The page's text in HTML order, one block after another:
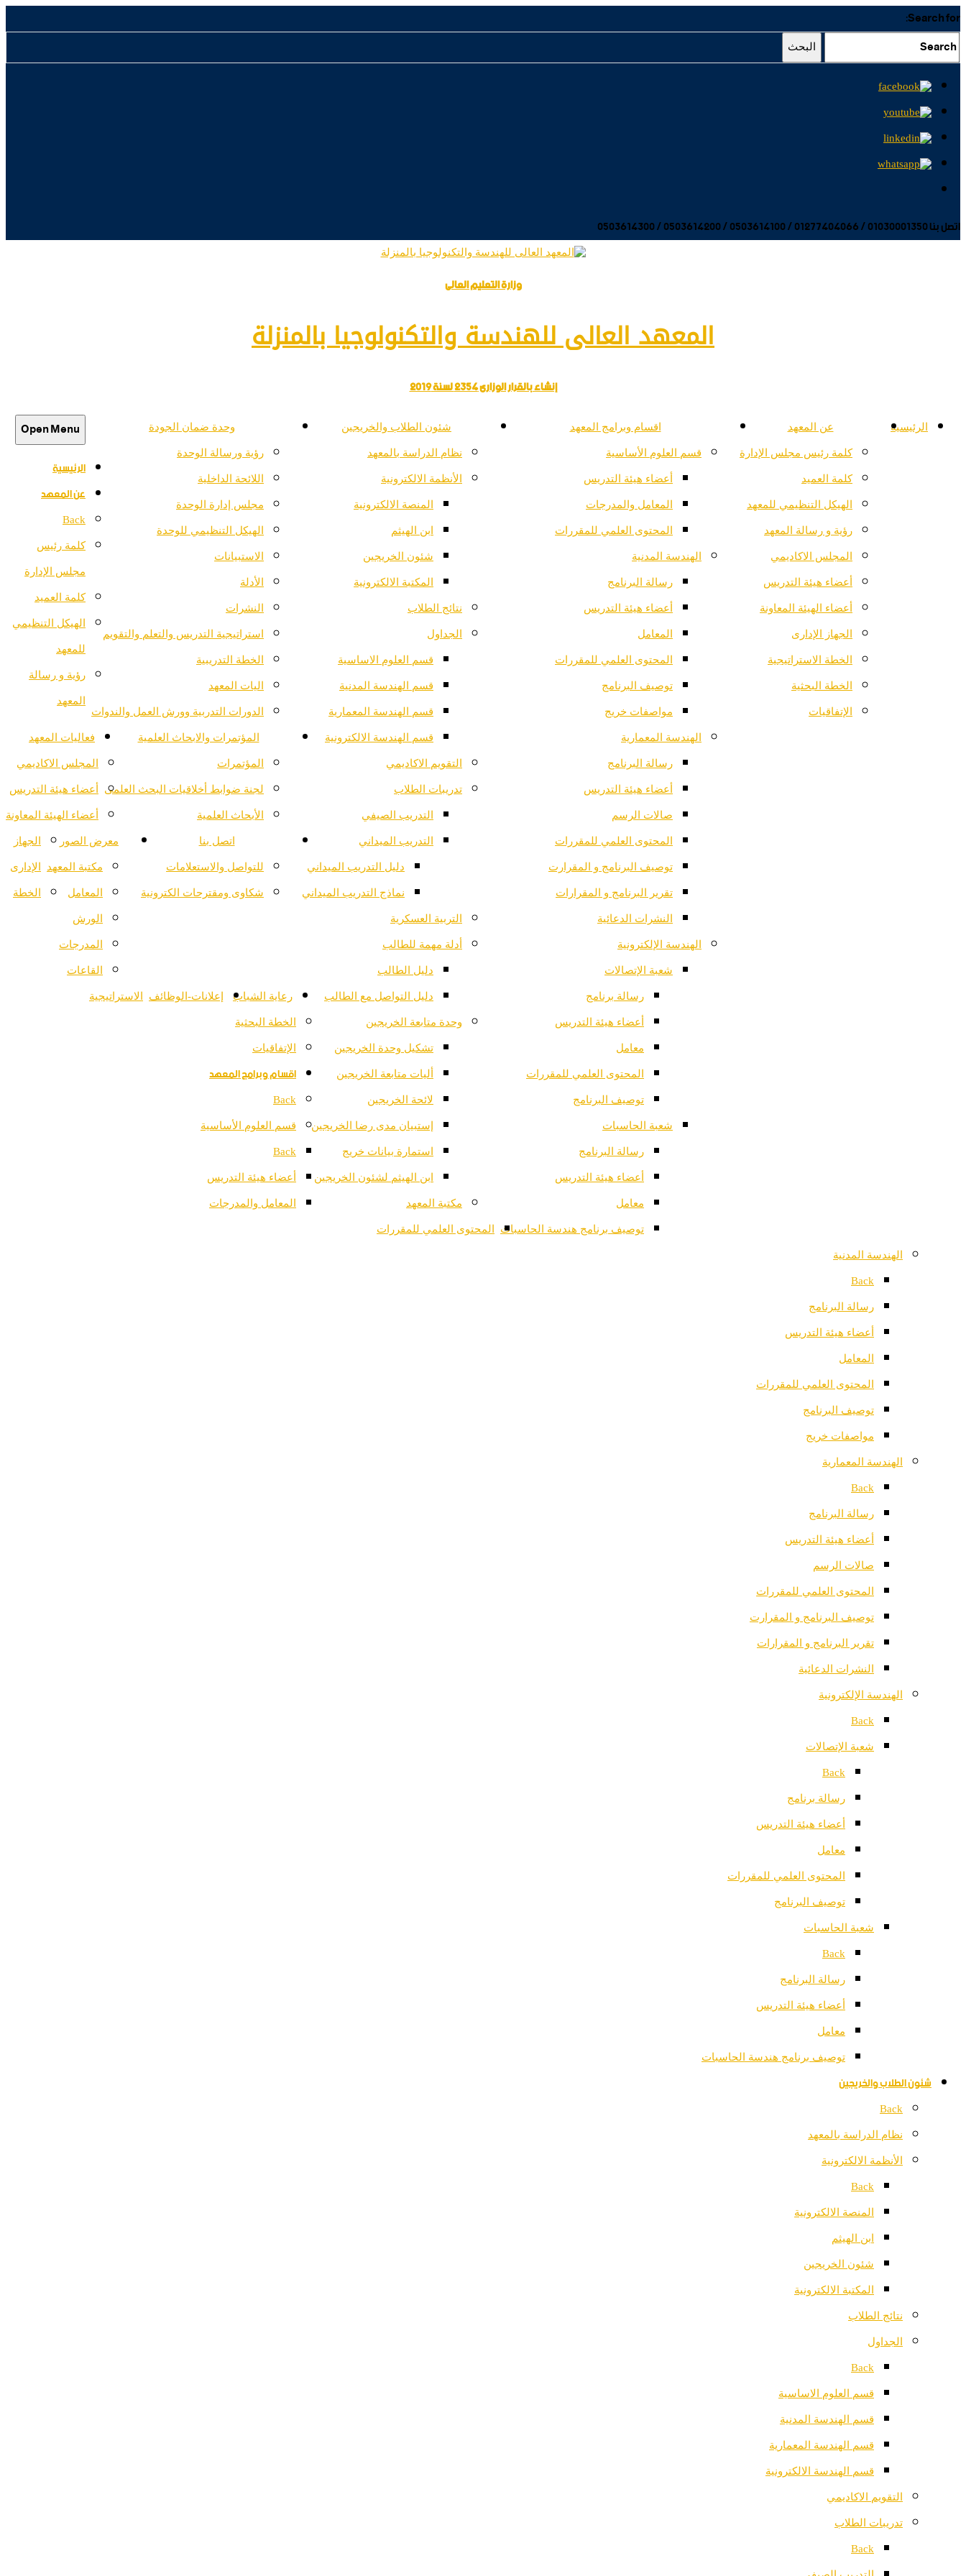
Search for:
البحث
اتصل بنا 01030001350 / 01277404066 / 0503614100 / 0503614200 / 0503614300
وزارة التعليم العالى
المعهد العالى للهندسة والتكنولوجيا بالمنزلة
إنشاء بالقرار الوزارى 2354 لسنة 2019
الرئيسية عن المعهد
كلمة رئيس مجلس الإدارة
كلمة العميد
الهيكل التنظيمي للمعهد
رؤية و رسالة المعهد
المجلس الاكاديمي
أعضاء هيئة التدريس
أعضاء الهيئة المعاونة
الجهاز الإدارى
الخطة الاستراتيجية
الخطة البحثية
الإتفاقيات
اقسام وبرامج المعهد
قسم العلوم الأساسية
أعضاء هيئة التدريس
المعامل والمدرجات
المحتوى العلمي للمقررات
الهندسة المدنية
رسالة البرنامج
أعضاء هيئة التدريس
المعامل
المحتوى العلمي للمقررات
توصيف البرنامج
مواصفات خريج
الهندسة المعمارية
رسالة البرنامج
أعضاء هيئة التدريس
صالات الرسم
المحتوى العلمي للمقررات
توصيف البرنامج و المقرارت
تقرير البرنامج و المقرارات
النشرات الدعائية
الهندسة الإلكترونية
شعبة الإتصالات
رسالة برنامج
أعضاء هيئة التدريس
معامل
المحتوى العلمي للمقررات
توصيف البرنامج
شعبة الحاسبات
رسالة البرنامج
أعضاء هيئة التدريس
معامل
توصيف برنامج هندسة الحاسبات
شئون الطلاب والخريجين
نظام الدراسة بالمعهد
الأنظمة الالكترونية
المنصة الالكترونية
ابن الهيثم
شئون الخريجين
المكتبة الالكترونية
نتائج الطلاب
الجداول
قسم العلوم الاساسية
قسم الهندسة المدنية
قسم الهندسة المعمارية
قسم الهندسة الالكترونية
التقويم الاكاديمي
تدريبات الطلاب
التدريب الصيفي
التدريب الميداني
دليل التدريب الميداني
نماذج التدريب الميداني
التربية العسكرية
أدلة مهمة للطالب
دليل الطالب
دليل التواصل مع الطالب
وحدة متابعة الخريجين
تشكيل وحدة الخريجين
أليات متابعة الخريجين
لائحة الخريجين
إستبيان مدى رضا الخريجين
استمارة بيانات خريج
ابن الهيثم لشئون الخريجين
مكتبة المعهد
وحدة ضمان الجودة
رؤية ورسالة الوحدة
اللائحة الداخلية
مجلس إدارة الوحدة
الهيكل التنظيمي للوحدة
الاستبيانات
الأدلة
النشرات
استراتيجية التدريس والتعلم والتقويم
الخطة التدريبية
اليات المعهد
الدورات التدربية وورش العمل والندوات
المؤتمرات والابحاث العلمية
المؤتمرات
لجنة ضوابط أخلاقيات البحث العلمى
الأبحاث العلمية
فعاليات المعهد
اتصل بنا
للتواصل والاستعلامات
شكاوى ومقترحات الكترونية
معرض الصور
مكتبة المعهد
المعامل
الورش
المدرجات
القاعات
رعاية الشباب إعلانات-الوظائف
Open Menu
الرئيسية
عن المعهد
Back
كلمة رئيس
مجلس الإدارة
كلمة العميد
الهيكل التنظيمي
للمعهد
رؤية و رسالة
المعهد
المجلس الاكاديمي
أعضاء هيئة التدريس
أعضاء الهيئة المعاونة
الجهاز
الإدارى
الخطة
الاستراتيجية
الخطة البحثية
الإتفاقيات
اقسام وبرامج المعهد
Back
قسم العلوم الأساسية
Back
أعضاء هيئة التدريس
المعامل والمدرجات
المحتوى العلمي للمقررات
الهندسة المدنية
Back
رسالة البرنامج
أعضاء هيئة التدريس
المعامل
المحتوى العلمي للمقررات
توصيف البرنامج
مواصفات خريج
الهندسة المعمارية
Back
رسالة البرنامج
أعضاء هيئة التدريس
صالات الرسم
المحتوى العلمي للمقررات
توصيف البرنامج و المقرارت
تقرير البرنامج و المقرارات
النشرات الدعائية
الهندسة الإلكترونية
Back
شعبة الإتصالات
Back
رسالة برنامج
أعضاء هيئة التدريس
معامل
المحتوى العلمي للمقررات
توصيف البرنامج
شعبة الحاسبات
Back
رسالة البرنامج
أعضاء هيئة التدريس
معامل
توصيف برنامج هندسة الحاسبات
شئون الطلاب والخريجين
Back
نظام الدراسة بالمعهد
الأنظمة الالكترونية
Back
المنصة الالكترونية
ابن الهيثم
شئون الخريجين
المكتبة الالكترونية
نتائج الطلاب
الجداول
Back
قسم العلوم الاساسية
قسم الهندسة المدنية
قسم الهندسة المعمارية
قسم الهندسة الالكترونية
التقويم الاكاديمي
تدريبات الطلاب
Back